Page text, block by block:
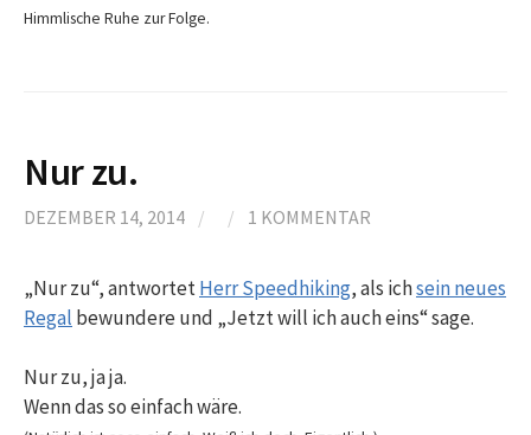
Himmlische Ruhe zur Folge.
Nur zu.
DEZEMBER 14, 2014 / / 1 KOMMENTAR
„Nur zu“, antwortetHerr Speedhiking, als ichsein neues
Regal bewundere und „Jetzt will ich auch eins“ sage.
Nur zu, ja ja.
Wenn das so einfach wäre.